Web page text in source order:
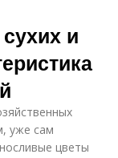
и
уже сам
цветы